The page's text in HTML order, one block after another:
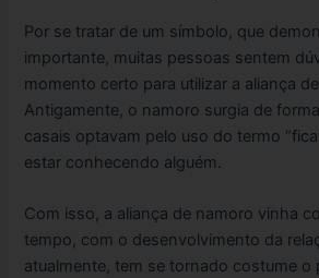
Por se tratar de um símbolo, que
importante, muitas pessoas sentem
momento certo para utilizar a aliança
Antigamente, o namoro surgia de
casais optavam pelo uso do termo
estar conhecendo alguém.
Com isso, a aliança de namoro vinha
tempo, com o desenvolvimento da
atualmente, tem se tornado costume o